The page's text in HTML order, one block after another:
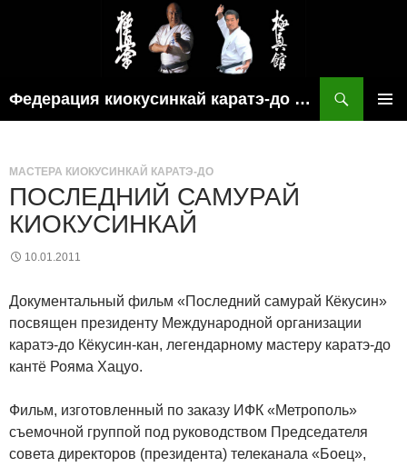
Федерация киокусинкай каратэ-до рязанской области
МАСТЕРА КИОКУСИНКАЙ КАРАТЭ-ДО
ПОСЛЕДНИЙ САМУРАЙ
КИОКУСИНКАЙ
10.01.2011
Документальный фильм «Последний самурай Кёкусин»
посвящен президенту Международной организации
каратэ-до Кёкусин-кан, легендарному мастеру каратэ-до
кантё Рояма Хацуо.
Фильм, изготовленный по заказу ИФК «Метрополь»
съемочной группой под руководством Председателя
совета директоров (президента) телеканала «Боец»,